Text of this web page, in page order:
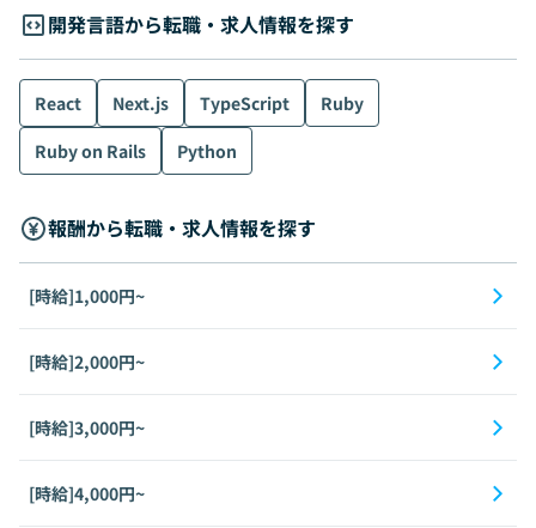
開発言語から転職・求人情報を探す
React Next.js TypeScript
Ruby
Ruby on Rails
Python
報酬から転職・求人情報を探す
[時給]1,000円~
[時給]2,000円~
[時給]3,000円~
[時給]4,000円~